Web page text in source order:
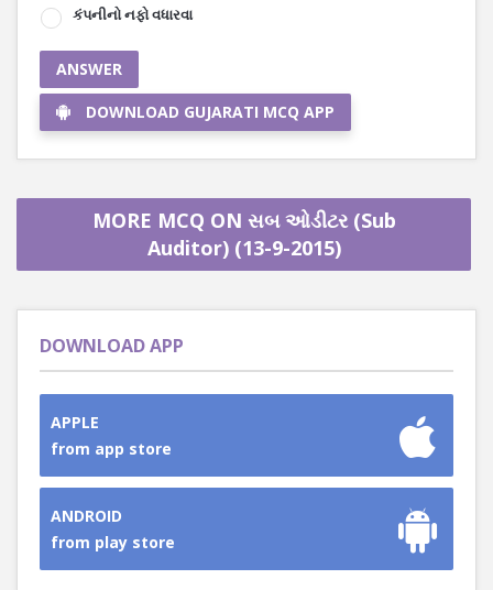
કંપનીનો નફો વધારવા
ANSWER
DOWNLOAD GUJARATI MCQ APP
MORE MCQ ON સબ ઓડીટર (Sub
Auditor) (13-9-2015)
DOWNLOAD APP
APPLE
from app store
ANDROID
from play store